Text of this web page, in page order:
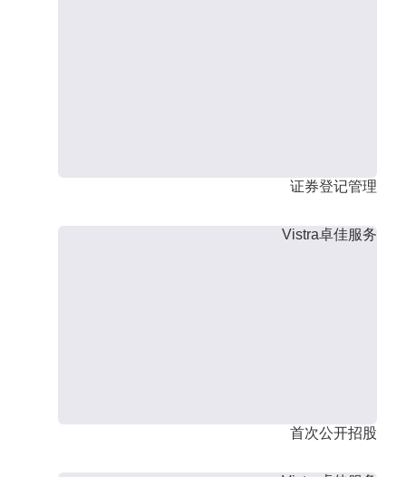
证券登记管理
Vistra卓佳服务
首次公开招股